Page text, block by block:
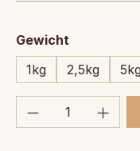
Gewicht
1kg
2,5kg
Produkt